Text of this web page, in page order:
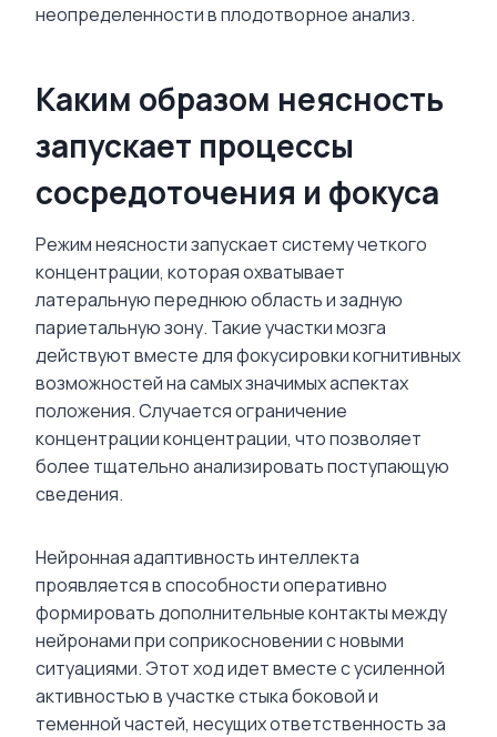
неопределенности в плодотворное анализ.
Каким образом неясность
запускает процессы
сосредоточения и фокуса
Режим неясности запускает систему четкого
концентрации, которая охватывает
латеральную переднюю область и задную
париетальную зону. Такие участки мозга
действуют вместе для фокусировки когнитивных
возможностей на самых значимых аспектах
положения. Случается ограничение
концентрации концентрации, что позволяет
более тщательно анализировать поступающую
сведения.
Нейронная адаптивность интеллекта
проявляется в способности оперативно
формировать дополнительные контакты между
нейронами при соприкосновении с новыми
ситуациями. Этот ход идет вместе с усиленной
активностью в участке стыка боковой и
теменной частей, несущих ответственность за